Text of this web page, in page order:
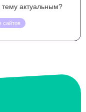
актуальным?
сайтов